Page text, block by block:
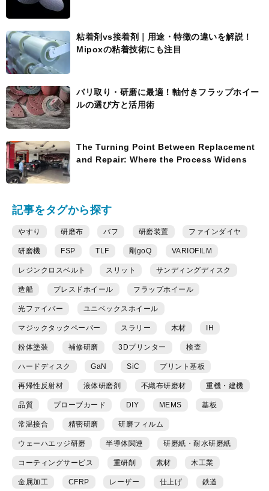
粘着剤vs接着剤｜用途・特徴の違いを解説！
Mipoxの粘着技術にも注目
バリ取り・研磨に最適！軸付きフラップホイー
ルの選び方と活用術
The Turning Point Between Replacement
and Repair: Where the Process Widens
記事をタグから探す
やすり 研磨布 バフ 研磨装置 ファインダイヤ
研磨機 FSP TLF 剛goQ VARIOFILM
レジンクロスベルト スリット サンディングディスク
造船 プレスドホイール フラップホイール
光ファイバー ユニベックスホイール
マジックタックペーパー スラリー 木材 IH
粉体塗装 補修研磨 3Dプリンター 検査
ハードディスク GaN SiC プリント基板
再帰性反射材 液体研磨剤 不織布研磨材 重機・建機
品質 プローブカード DIY MEMS 基板
常温接合 精密研磨 研磨フィルム
ウェーハエッジ研磨 半導体関連 研磨紙・耐水研磨紙
コーティングサービス 重研削 素材 木工業
金属加工 CFRP レーザー 仕上げ 鉄道